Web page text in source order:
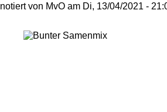
notiert von MvO am Di, 13/04/2021 -